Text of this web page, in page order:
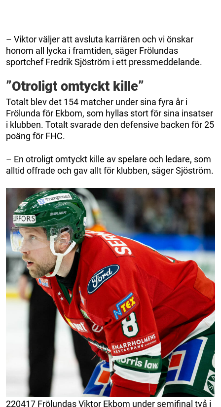
– Viktor väljer att avsluta karriären och vi önskar
honom all lycka i framtiden, säger Frölundas
sportchef Fredrik Sjöström i ett pressmeddelande.
”Otroligt omtyckt kille”
Totalt blev det 154 matcher under sina fyra år i
Frölunda för Ekbom, som hyllas stort för sina insatser
i klubben. Totalt svarade den defensive backen för 25
poäng för FHC.
– En otroligt omtyckt kille av spelare och ledare, som
alltid offrade och gav allt för klubben, säger Sjöström.
220417 Frölundas Viktor Ekbom under semifinal två i